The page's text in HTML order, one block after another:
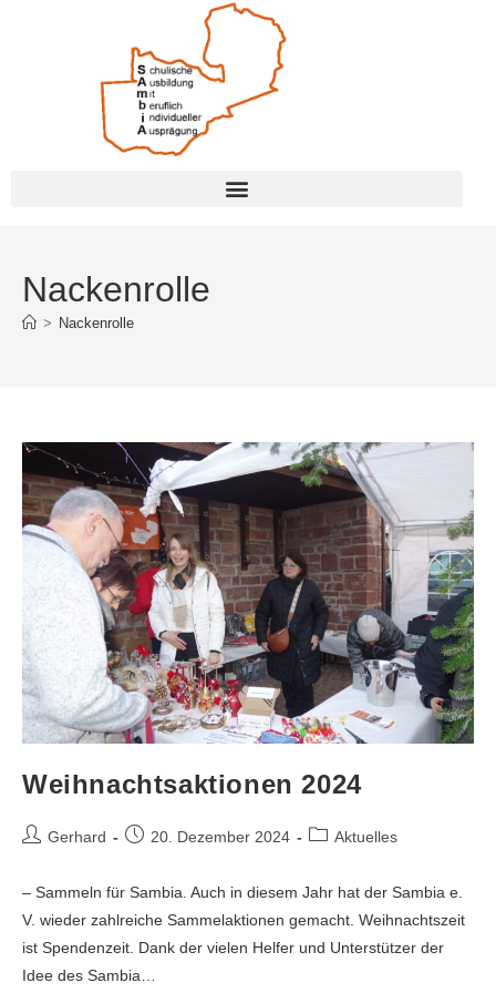
Nackenrolle
> Nackenrolle
Weihnachtsaktionen 2024
Gerhard 20. Dezember 2024 Aktuelles
– Sammeln für Sambia. Auch in diesem Jahr hat der Sambia e.
V. wieder zahlreiche Sammelaktionen gemacht. Weihnachtszeit
ist Spendenzeit. Dank der vielen Helfer und Unterstützer der
Idee des Sambia…